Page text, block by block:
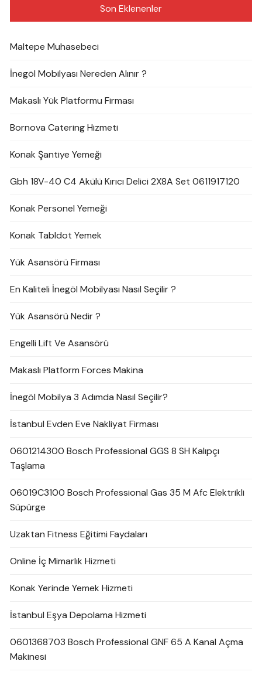
Son Eklenenler
Maltepe Muhasebeci
İnegöl Mobilyası Nereden Alınır ?
Makaslı Yük Platformu Firması
Bornova Catering Hizmeti
Konak Şantiye Yemeği
Gbh 18V-40 C4 Akülü Kırıcı Delici 2X8A Set 0611917120
Konak Personel Yemeği
Konak Tabldot Yemek
Yük Asansörü Firması
En Kaliteli İnegöl Mobilyası Nasıl Seçilir ?
Yük Asansörü Nedir ?
Engelli Lift Ve Asansörü
Makaslı Platform Forces Makina
İnegöl Mobilya 3 Adımda Nasıl Seçilir?
İstanbul Evden Eve Nakliyat Firması
0601214300 Bosch Professional GGS 8 SH Kalıpçı
Taşlama
06019C3100 Bosch Professional Gas 35 M Afc Elektrikli
Süpürge
Uzaktan Fitness Eğitimi Faydaları
Online İç Mimarlık Hizmeti
Konak Yerinde Yemek Hizmeti
İstanbul Eşya Depolama Hizmeti
0601368703 Bosch Professional GNF 65 A Kanal Açma
Makinesi